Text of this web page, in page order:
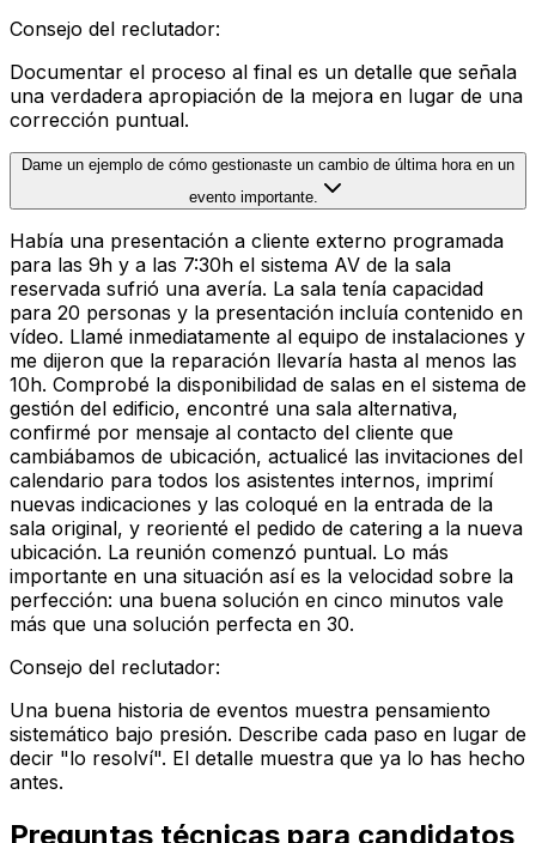
Consejo del reclutador:
Documentar el proceso al final es un detalle que señala
una verdadera apropiación de la mejora en lugar de una
corrección puntual.
Dame un ejemplo de cómo gestionaste un cambio de última hora en un
evento importante.
Había una presentación a cliente externo programada
para las 9h y a las 7:30h el sistema AV de la sala
reservada sufrió una avería. La sala tenía capacidad
para 20 personas y la presentación incluía contenido en
vídeo. Llamé inmediatamente al equipo de instalaciones y
me dijeron que la reparación llevaría hasta al menos las
10h. Comprobé la disponibilidad de salas en el sistema de
gestión del edificio, encontré una sala alternativa,
confirmé por mensaje al contacto del cliente que
cambiábamos de ubicación, actualicé las invitaciones del
calendario para todos los asistentes internos, imprimí
nuevas indicaciones y las coloqué en la entrada de la
sala original, y reorienté el pedido de catering a la nueva
ubicación. La reunión comenzó puntual. Lo más
importante en una situación así es la velocidad sobre la
perfección: una buena solución en cinco minutos vale
más que una solución perfecta en 30.
Consejo del reclutador:
Una buena historia de eventos muestra pensamiento
sistemático bajo presión. Describe cada paso en lugar de
decir "lo resolví". El detalle muestra que ya lo has hecho
antes.
Preguntas técnicas para candidatos